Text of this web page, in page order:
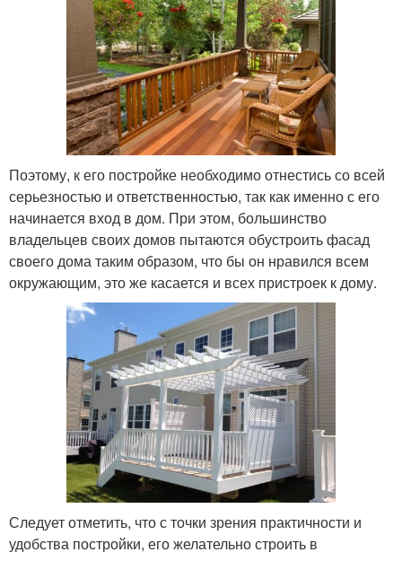
Поэтому, к его постройке необходимо отнестись со всей
серьезностью и ответственностью, так как именно с его
начинается вход в дом. При этом, большинство
владельцев своих домов пытаются обустроить фасад
своего дома таким образом, что бы он нравился всем
окружающим, это же касается и всех пристроек к дому.
Следует отметить, что с точки зрения практичности и
удобства постройки, его желательно строить в